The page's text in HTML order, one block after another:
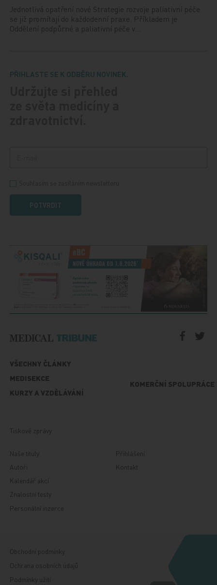
Jednotlivá opatření nové Strategie rozvoje paliativní péče
se již promítají do každodenní praxe. Příkladem je
Oddělení podpůrné a paliativní péče v…
PŘIHLASTE SE K ODBĚRU NOVINEK.
POTVRDIT
VŠECHNY ČLÁNKY
MEDISEKCE
KURZY A VZDĚLÁVÁNÍ
KOMERČNÍ SPOLUPRÁCE
Tiskové zprávy
Naše tituly
Autoři
Kalendář akcí
Znalostní testy
Personální inzerce
Přihlášení
Kontakt
Obchodní podmínky
Ochrana osobních údajů
Podmínky užití